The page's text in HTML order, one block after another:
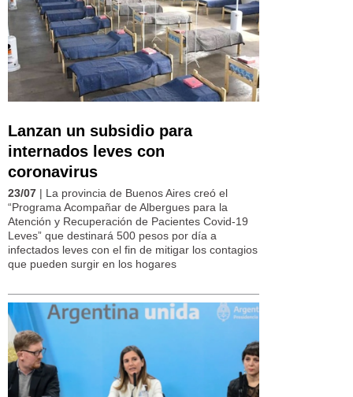
Lanzan un subsidio para
internados leves con
coronavirus
23/07 | La provincia de Buenos Aires creó el
“Programa Acompañar de Albergues para la
Atención y Recuperación de Pacientes Covid-19
Leves” que destinará 500 pesos por día a
infectados leves con el fin de mitigar los contagios
que pueden surgir en los hogares